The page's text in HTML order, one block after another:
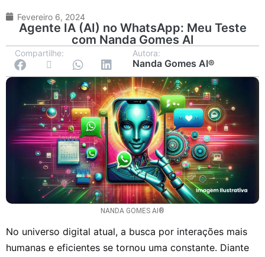
Fevereiro 6, 2024
Agente IA (AI) no WhatsApp: Meu Teste
com Nanda Gomes AI
Compartilhe: Autora:
Nanda Gomes AI®
NANDA GOMES AI®
No universo digital atual, a busca por interações mais
humanas e eficientes se tornou uma constante. Diante